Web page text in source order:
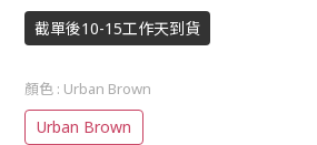
截單後10-15工作天到貨
顏色 : Urban Brown
Urban Brown